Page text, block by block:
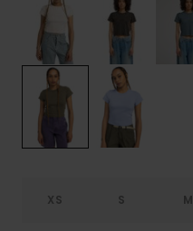
XS S M